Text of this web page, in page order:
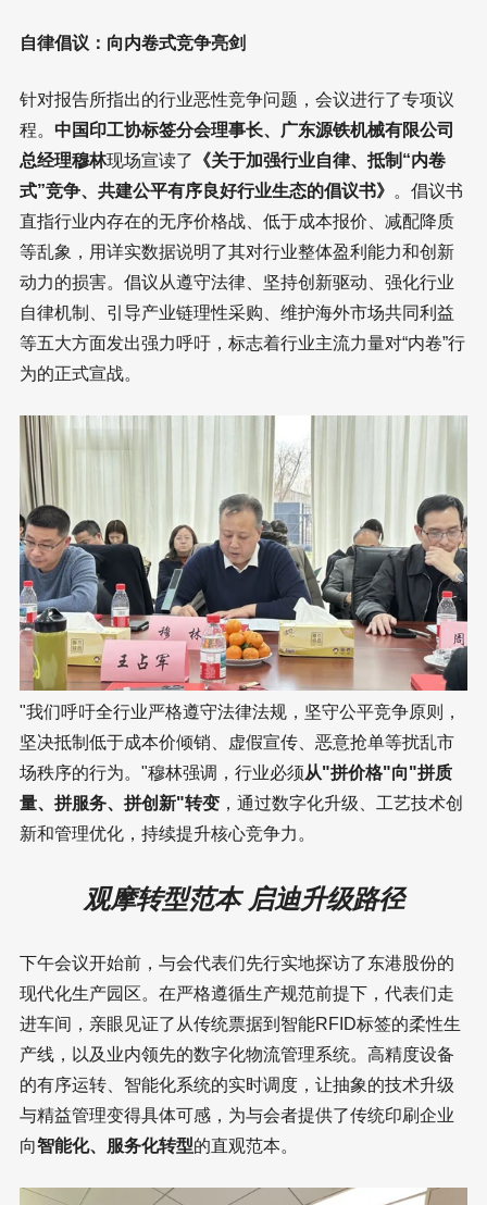
自律倡议：向内卷式竞争亮剑
针对报告所指出的行业恶性竞争问题，会议进行了专项议
程。 中国印工协标签分会理事长、广东源铁机械有限公司
总经理穆林现场宣读了
《关于加强行业自律、抵制“内卷
式”竞争、共建公平有序良好行业生态的倡议书》 。倡议书
直指行业内存在的无序价格战、低于成本报价、减配降质
等乱象，用详实数据说明了其对行业整体盈利能力和创新
动力的损害。倡议从遵守法律、坚持创新驱动、强化行业
自律机制、引导产业链理性采购、维护海外市场共同利益
等五大方面发出强力呼吁，标志着行业主流力量对“内卷”行
为的正式宣战。
"我们呼吁全行业严格遵守法律法规，坚守公平竞争原则，
坚决抵制低于成本价倾销、虚假宣传、恶意抢单等扰乱市
场秩序的行为。"穆林强调，行业必须从"拼价格"向"拼质
量、拼服务、拼创新"转变 ，通过数字化升级、工艺技术创
新和管理优化，持续提升核心竞争力。
观摩转型范本 启迪升级路径
下午会议开始前，与会代表们先行实地探访了东港股份的
现代化生产园区。在严格遵循生产规范前提下，代表们走
进车间，亲眼见证了从传统票据到智能RFID标签的柔性生
产线，以及业内领先的数字化物流管理系统。高精度设备
的有序运转、智能化系统的实时调度，让抽象的技术升级
与精益管理变得具体可感，为与会者提供了传统印刷企业
向智能化、服务化转型的直观范本。